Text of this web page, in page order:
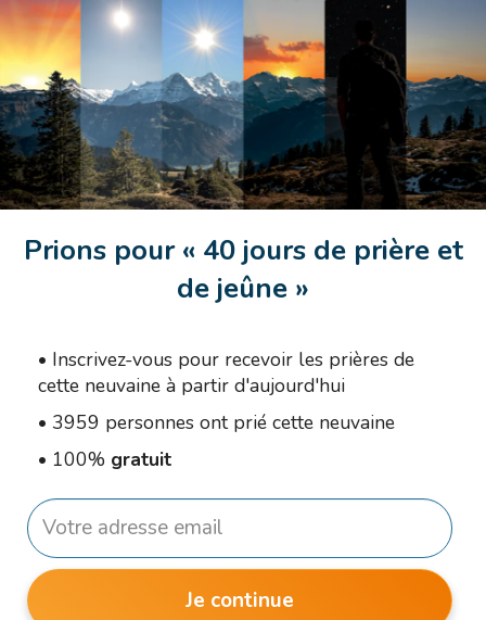
Prions pour « 40 jours de prière et
de jeûne »
• Inscrivez-vous pour recevoir les prières de
cette neuvaine à partir d'aujourd'hui
• 3959 personnes ont prié cette neuvaine
• 100% gratuit
Je continue